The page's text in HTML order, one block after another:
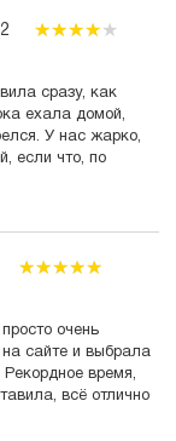
сразу, как
ехала домой,
У нас жарко,
если что, по
очень
на сайте и выбрала
Рекордное время,
всё отлично